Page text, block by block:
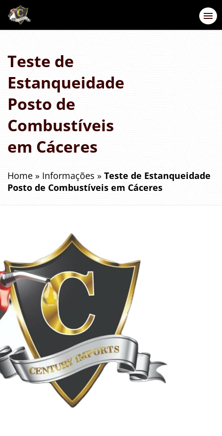
Teste de
Estanqueidade
Posto de
Combustíveis
em Cáceres
Home » Informações » Teste de Estanqueidade
Posto de Combustíveis em Cáceres